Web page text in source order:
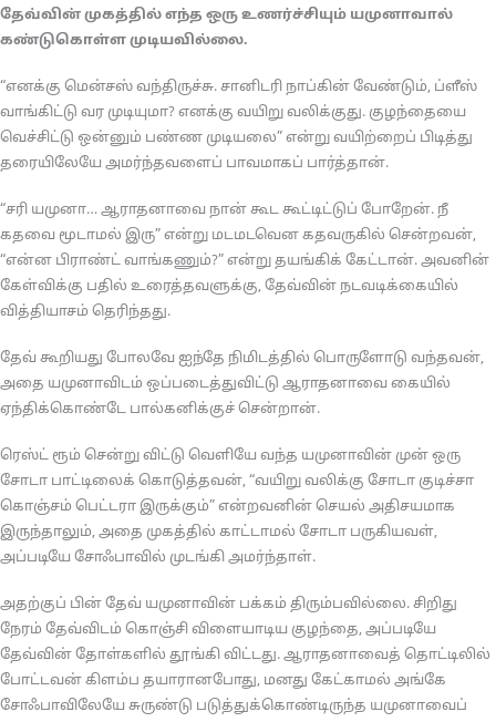
தேவ்வின் முகத்தில் எந்த ஒரு உணர்ச்சியும் யமுனாவால்
கண்டுகொள்ள முடியவில்லை.
“எனக்கு மென்சஸ் வந்திருச்சு. சானிடரி நாப்கின் வேண்டும், ப்ளீஸ்
வாங்கிட்டு வர முடியுமா? எனக்கு வயிறு வலிக்குது. குழந்தையை
வெச்சிட்டு ஒன்னும் பண்ண முடியலை” என்று வயிற்றைப் பிடித்து
தரையிலேயே அமர்ந்தவளைப் பாவமாகப் பார்த்தான்.
“சரி யமுனா… ஆராதனாவை நான் கூட கூட்டிட்டுப் போறேன். நீ
கதவை மூடாமல் இரு” என்று மடமடவென கதவருகில் சென்றவன்,
“என்ன பிராண்ட் வாங்கணும்?” என்று தயங்கிக் கேட்டான். அவனின்
கேள்விக்கு பதில் உரைத்தவளுக்கு, தேவ்வின் நடவடிக்கையில்
வித்தியாசம் தெரிந்தது.
தேவ் கூறியது போலவே ஐந்தே நிமிடத்தில் பொருளோடு வந்தவன்,
அதை யமுனாவிடம் ஒப்படைத்துவிட்டு ஆராதனாவை கையில்
ஏந்திக்கொண்டே பால்கனிக்குச் சென்றான்.
ரெஸ்ட் ரூம் சென்று விட்டு வெளியே வந்த யமுனாவின் முன் ஒரு
சோடா பாட்டிலைக் கொடுத்தவன், “வயிறு வலிக்கு சோடா குடிச்சா
கொஞ்சம் பெட்டரா இருக்கும்” என்றவனின் செயல் அதிசயமாக
இருந்தாலும், அதை முகத்தில் காட்டாமல் சோடா பருகியவள்,
அப்படியே சோஃபாவில் முடங்கி அமர்ந்தாள்.
அதற்குப் பின் தேவ் யமுனாவின் பக்கம் திரும்பவில்லை. சிறிது
நேரம் தேவ்விடம் கொஞ்சி விளையாடிய குழந்தை, அப்படியே
தேவ்வின் தோள்களில் தூங்கி விட்டது. ஆராதனாவைத் தொட்டிலில்
போட்டவன் கிளம்ப தயாரானபோது, மனது கேட்காமல் அங்கே
சோஃபாவிலேயே சுருண்டு படுத்துக்கொண்டிருந்த யமுனாவைப்